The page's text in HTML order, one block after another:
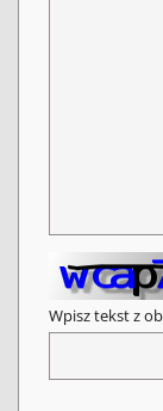
Wpisz tekst z